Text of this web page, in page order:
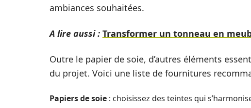
ambiances souhaitées.
A lire aussi : Transformer un tonneau en
Outre le papier de soie, d’autres éléments
du projet. Voici une liste de fournitures
Papiers de soie : choisissez des teintes qui